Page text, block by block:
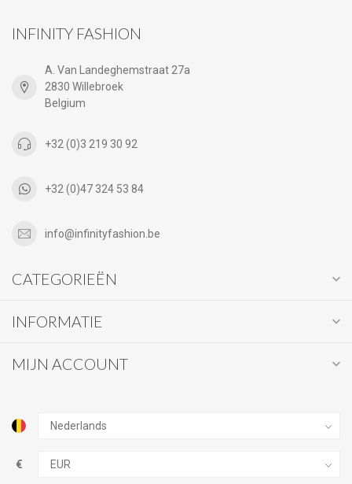
INFINITY FASHION
A. Van Landeghemstraat 27a
2830 Willebroek
Belgium
+32 (0)3 219 30 92
+32 (0)47 324 53 84
info@infinityfashion.be
CATEGORIEËN
INFORMATIE
MIJN ACCOUNT
€